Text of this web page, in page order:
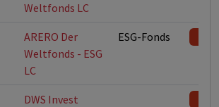
Weltfonds LC
ARERO Der
Weltfonds - ESG
LC
ESG-Fonds
DWS Invest